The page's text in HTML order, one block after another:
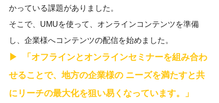
かっている課題がありました。
そこで、UMUを使って、オンラインコンテンツを準備
し、企業様へコンテンツの配信を始めました。
「オフラインとオンラインセミナーを組み合わ
せることで、地方の企業様の ニーズを満たすと共
にリーチの最大化を狙い易くなっています。」